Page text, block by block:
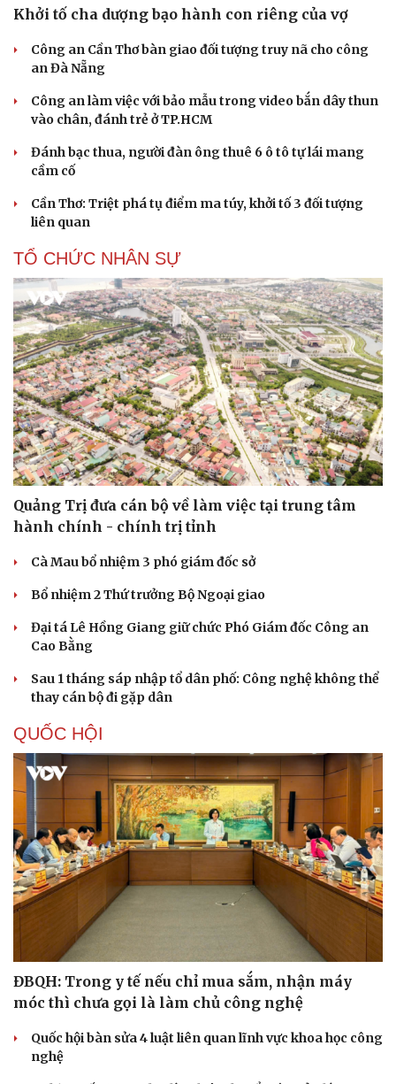
Du lịch
Săn Tour
check-in
Podcast
Đọc truyện đêm khuya
Cửa sổ tình yêu
Hạt giống tâm hồn
Khởi tố cha dượng bạo hành con riêng của vợ
Công an Cần Thơ bàn giao đối tượng truy nã cho công
an Đà Nẵng
Công an làm việc với bảo mẫu trong video bắn dây thun
vào chân, đánh trẻ ở TP.HCM
Đánh bạc thua, người đàn ông thuê 6 ô tô tự lái mang
cầm cố
Cần Thơ: Triệt phá tụ điểm ma túy, khởi tố 3 đối tượng
liên quan
TỔ CHỨC NHÂN SỰ
Quảng Trị đưa cán bộ về làm việc tại trung tâm
hành chính - chính trị tỉnh
Cà Mau bổ nhiệm 3 phó giám đốc sở
Bổ nhiệm 2 Thứ trưởng Bộ Ngoại giao
Đại tá Lê Hồng Giang giữ chức Phó Giám đốc Công an
Cao Bằng
Sau 1 tháng sáp nhập tổ dân phố: Công nghệ không thể
thay cán bộ đi gặp dân
QUỐC HỘI
ĐBQH: Trong y tế nếu chỉ mua sắm, nhận máy
móc thì chưa gọi là làm chủ công nghệ
Quốc hội bàn sửa 4 luật liên quan lĩnh vực khoa học công
nghệ